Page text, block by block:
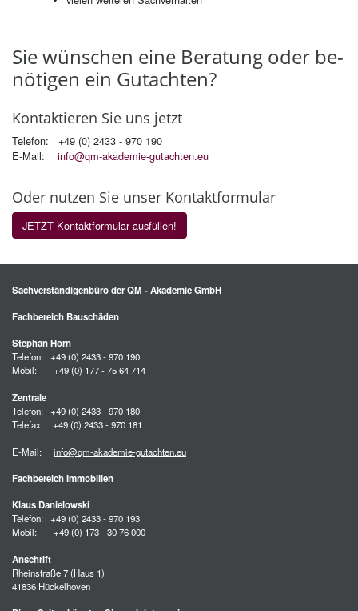
Sie wün­schen eine Be­ra­tung oder be­
nö­ti­gen ein Gut­ach­ten?
Kon­tak­tie­ren Sie uns jetzt
Telefon: +49 (0) 2433 - 970 190
E-Mail: info@qm-akademie-gutachten.eu
Oder nut­zen Sie unser Kon­takt­for­mu­lar
JETZT Kontaktformular ausfüllen!
Sachverständigenbüro der QM - Akademie GmbH
Fachbereich Bauschäden
Stephan Horn
Telefon: +49 (0) 2433 - 970 190
Mobil: +49 (0) 177 - 75 64 714
Zentrale
Telefon: +49 (0) 2433 - 970 180
Telefax: +49 (0) 2433 - 970 181
E-Mail: info@qm-akademie-gutachten.eu
Fachbereich Immobilien
Klaus Danielowski
Telefon: +49 (0) 2433 - 970 193
Mobil: +49 (0) 173 - 30 76 000
Anschrift
Rheinstraße 7 (Haus 1)
41836 Hückelhoven